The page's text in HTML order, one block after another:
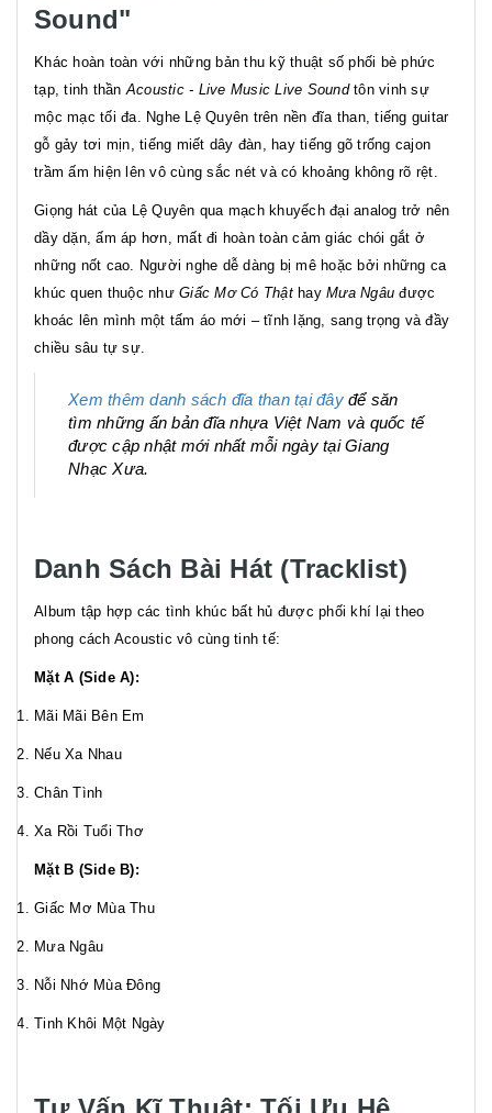
Sound"
Khác hoàn toàn với những bản thu kỹ thuật số phối bè phức
tạp, tinh thầnAcoustic - Live Music Live Soundtôn vinh sự
mộc mạc tối đa. Nghe Lệ Quyên trên nền đĩa than, tiếng guitar
gỗ gảy tơi mịn, tiếng miết dây đàn, hay tiếng gõ trống cajon
trầm ấm hiện lên vô cùng sắc nét và có khoảng không rõ rệt.
Giọng hát của Lệ Quyên qua mạch khuyếch đại analog trở nên
dầy dặn, ấm áp hơn, mất đi hoàn toàn cảm giác chói gắt ở
những nốt cao. Người nghe dễ dàng bị mê hoặc bởi những ca
khúc quen thuộc như Giấc Mơ Có Thậthay Mưa Ngâu được
khoác lên mình một tấm áo mới – tĩnh lặng, sang trọng và đầy
chiều sâu tự sự.
Xem thêm danh sách đĩa than tại đâyđể săn
tìm những ấn bản đĩa nhựa Việt Nam và quốc tế
được cập nhật mới nhất mỗi ngày tại Giang
Nhạc Xưa.
Danh Sách Bài Hát (Tracklist)
Album tập hợp các tình khúc bất hủ được phối khí lại theo
phong cách Acoustic vô cùng tinh tế:
Mặt A (Side A):
Mãi Mãi Bên Em
Nếu Xa Nhau
Chân Tình
Xa Rồi Tuổi Thơ
Mặt B (Side B):
Giấc Mơ Mùa Thu
Mưa Ngâu
Nỗi Nhớ Mùa Đông
Tinh Khôi Một Ngày